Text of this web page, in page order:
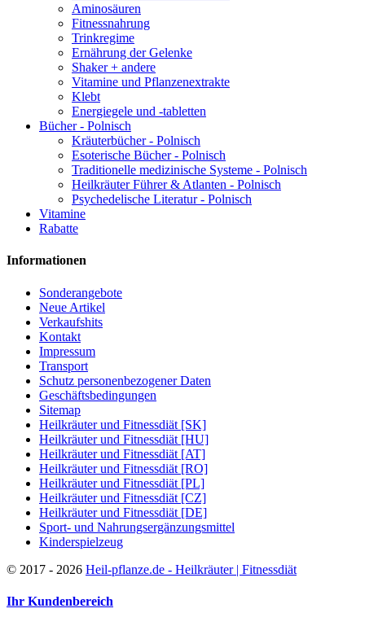
Aminosäuren
Fitnessnahrung
Trinkregime
Ernährung der Gelenke
Shaker + andere
Vitamine und Pflanzenextrakte
Klebt
Energiegele und -tabletten
Bücher - Polnisch
Kräuterbücher - Polnisch
Esoterische Bücher - Polnisch
Traditionelle medizinische Systeme - Polnisch
Heilkräuter Führer & Atlanten - Polnisch
Psychedelische Literatur - Polnisch
Vitamine
Rabatte
Informationen
Sonderangebote
Neue Artikel
Verkaufshits
Kontakt
Impressum
Transport
Schutz personenbezogener Daten
Geschäftsbedingungen
Sitemap
Heilkräuter und Fitnessdiät [SK]
Heilkräuter und Fitnessdiät [HU]
Heilkräuter und Fitnessdiät [AT]
Heilkräuter und Fitnessdiät [RO]
Heilkräuter und Fitnessdiät [PL]
Heilkräuter und Fitnessdiät [CZ]
Heilkräuter und Fitnessdiät [DE]
Sport- und Nahrungsergänzungsmittel
Kinderspielzeug
© 2017 - 2026 Heil-pflanze.de - Heilkräuter | Fitnessdiät
Ihr Kundenbereich